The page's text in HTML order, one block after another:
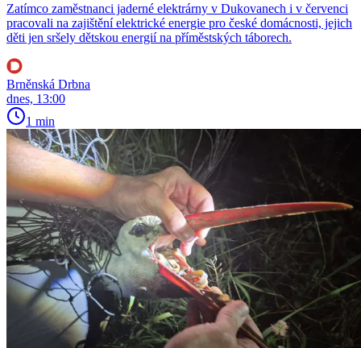
Zatímco zaměstnanci jaderné elektrárny v Dukovanech i v červenci
pracovali na zajištění elektrické energie pro české domácnosti, jejich
děti jen sršely dětskou energií na příměstských táborech.
Brněnská Drbna
dnes, 13:00
1 min